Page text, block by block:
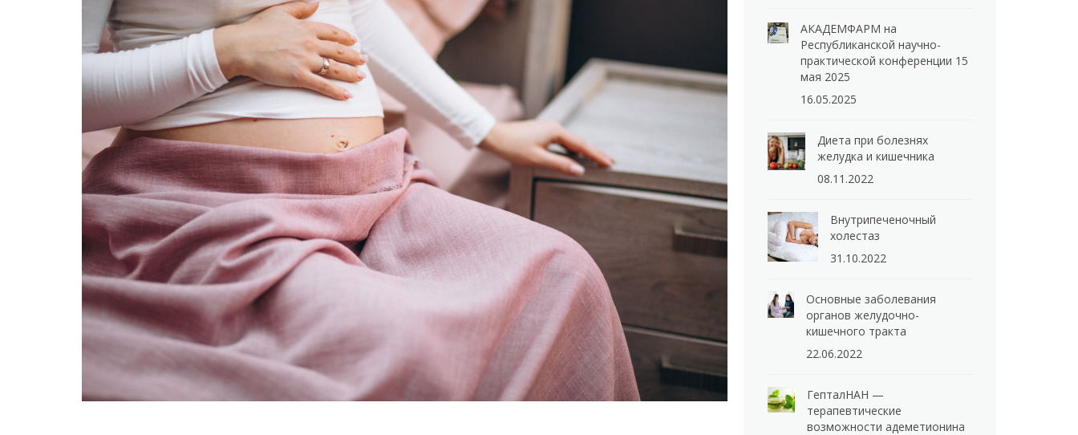
АКАДЕМФАРМ на
Республиканской научно-
практической конференции 15
мая 2025
16.05.2025
Диета при болезнях
желудка и кишечника
08.11.2022
Внутрипеченочный
холестаз
31.10.2022
Основные заболевания
органов желудочно-
кишечного тракта
22.06.2022
ГепталНАН —
терапевтические
возможности адеметионина